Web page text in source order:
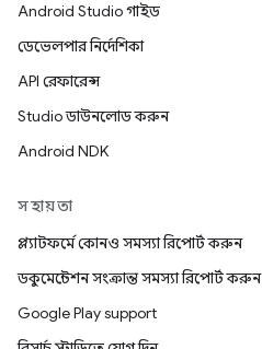
Android Studio গাইড
ডেভেলপার নির্দেশিকা
API রেফারেন্স
Studio ডাউনলোড করুন
Android NDK
সহায়তা
প্ল্যাটফর্মে কোনও সমস্যা রিপোর্ট করুন
ডকুমেন্টেশন সংক্রান্ত সমস্যা রিপোর্ট করুন
Google Play support